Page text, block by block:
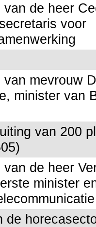
van de heer
voor
van mevrouw
minister van
van 200
de heer
minister
de